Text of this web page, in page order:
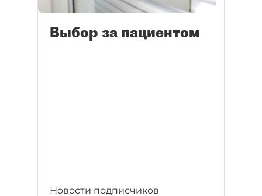
Выбор за пациентом
Новости подписчиков